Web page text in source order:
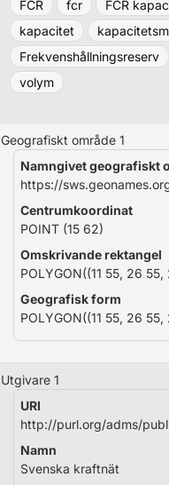
FCR fcr
FCR
kapacitet
Frekvenshållningsreserv
volym
Geografiskt område 1
Namngivet geografiskt
https://
Centrumkoordinat
POINT (15 62)
Omskrivande rektangel
POLYGON((11 55, 26
Geografisk form
POLYGON((11 55, 26
Utgivare 1
URI
http://purl.org/adms/
Namn
Svenska kraftnät